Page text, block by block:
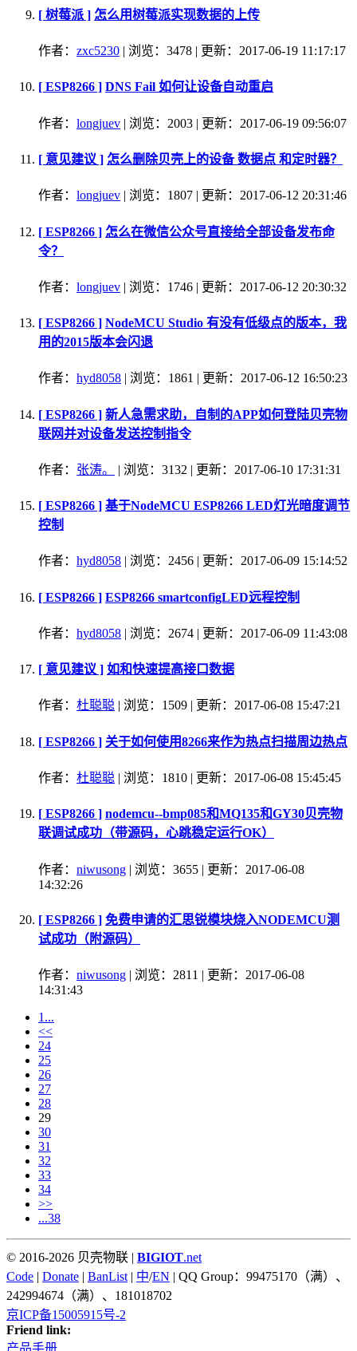
[ 树莓派 ] 怎么用树莓派实现数据的上传
作者： zxc5230 | 浏览：3478 | 更新：2017-06-19 11:17:17
[ ESP8266 ] DNS Fail 如何让设备自动重启
作者： longjuev | 浏览：2003 | 更新：2017-06-19 09:56:07
[ 意见建议 ] 怎么删除贝壳上的设备 数据点 和定时器？
作者： longjuev | 浏览：1807 | 更新：2017-06-12 20:31:46
[ ESP8266 ] 怎么在微信公众号直接给全部设备发布命
令？
作者： longjuev | 浏览：1746 | 更新：2017-06-12 20:30:32
[ ESP8266 ] NodeMCU Studio 有没有低级点的版本，我
用的2015版本会闪退
作者： hyd8058 | 浏览：1861 | 更新：2017-06-12 16:50:23
[ ESP8266 ] 新人急需求助，自制的APP如何登陆贝壳物
联网并对设备发送控制指令
作者： 张涛。 | 浏览：3132 | 更新：2017-06-10 17:31:31
[ ESP8266 ] 基于NodeMCU ESP8266 LED灯光暗度调节
控制
作者： hyd8058 | 浏览：2456 | 更新：2017-06-09 15:14:52
[ ESP8266 ] ESP8266 smartconfigLED远程控制
作者： hyd8058 | 浏览：2674 | 更新：2017-06-09 11:43:08
[ 意见建议 ] 如和快速提高接口数据
作者： 杜聪聪 | 浏览：1509 | 更新：2017-06-08 15:47:21
[ ESP8266 ] 关于如何使用8266来作为热点扫描周边热点
作者： 杜聪聪 | 浏览：1810 | 更新：2017-06-08 15:45:45
[ ESP8266 ] nodemcu--bmp085和MQ135和GY30贝壳物
联调试成功（带源码，心跳稳定运行OK）
作者： niwusong | 浏览：3655 | 更新：2017-06-08
14:32:26
[ ESP8266 ] 免费申请的汇思锐模块烧入NODEMCU测
试成功（附源码）
作者： niwusong | 浏览：2811 | 更新：2017-06-08
14:31:43
1...
<<
24
25
26
27
28
29
30
31
32
33
34
>>
...38
© 2016-2026 贝壳物联 | BIGIOT.net
Code | Donate | BanList | 中/EN | QQ Group：99475170（满）、
242994674（满）、181018702
京ICP备15005915号-2
Friend link:
产品手册